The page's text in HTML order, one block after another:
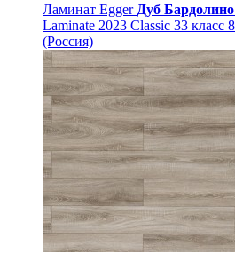
Ламинат Egger Дуб
Laminate 2023 Classic 33 класс
(Россия)